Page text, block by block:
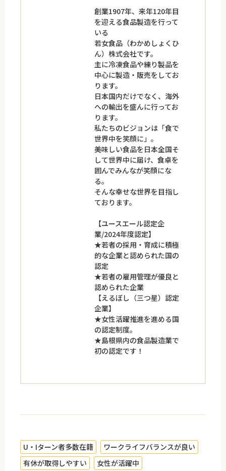
創業1907年、来年120年目
を迎える食品製造を行って
いる
若女食品（わかめしょくひ
ん）株式会社です。
主に冷凍食品や練り製品を
中心に製造・販売をしてお
ります。
日本国内だけでなく、海外
への輸出を盛んに行ってお
ります。
私たちのビジョンは「食で
世界中を笑顔に」。
美味しい食品を日本全国そ
して世界中に届け、食卓を
囲んでみんなが笑顔にな
る。
そんな幸せな世界を目指し
ております。
【ユースエール認定企
業/2024年度認定】
★若者の採用・育成に積極
的な企業と認められた国の
認定
★若者の雇用管理が優良と
認められた企業
【えるぼし（三つ星）認定
企業】
★女性活躍推進を進める国
の認定制度。
★島根県内の食品製造業で
初の認定です！
U・Iターン者多数在籍
ワークライフバランスが良い
有休が取得しやすい
女性が活躍中